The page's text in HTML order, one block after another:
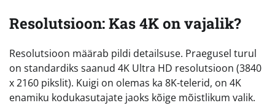
Resolutsioon: Kas 4K on vajalik?
Resolutsioon määrab pildi detailsuse. Praegusel turul
on standardiks saanud 4K Ultra HD resolutsioon (3840
x 2160 pikslit). Kuigi on olemas ka 8K-telerid, on 4K
enamiku kodukasutajate jaoks kõige mõistlikum valik.